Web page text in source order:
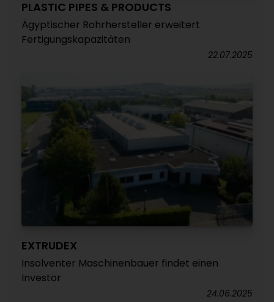
PLASTIC PIPES & PRODUCTS
Ägyptischer Rohrhersteller erweitert
Fertigungskapazitäten
22.07.2025
EXTRUDEX
Insolventer Maschinenbauer findet einen
Investor
24.06.2025